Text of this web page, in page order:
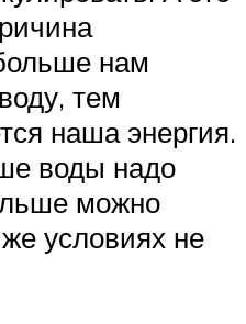
нам
тем
наша энергия.
воды надо
можно
условиях не